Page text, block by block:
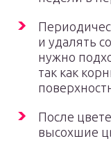
и удалять
нужно
так как
После
высохшие